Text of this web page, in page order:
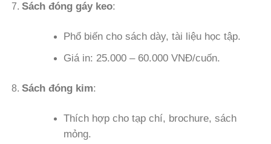
Sách đóng gáy keo:
Phổ biến cho sách dày, tài liệu học tập.
Giá in: 25.000 – 60.000 VNĐ/cuốn.
Sách đóng kim:
Thích hợp cho tạp chí, brochure, sách
mỏng.